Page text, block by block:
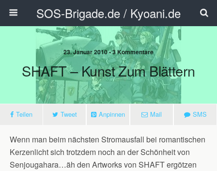
SOS-Brigade.de / Kyoani.de
23. Januar 2010 • 3 Kommentare
SHAFT – Kunst Zum Blättern
Teilen Tweet Anpinnen Mail SMS
Wenn man beim nächsten Stromausfall bei romantischen
Kerzenlicht sich trotzdem noch an der Schönheit von
Senjougahara…äh den Artworks von SHAFT ergötzen